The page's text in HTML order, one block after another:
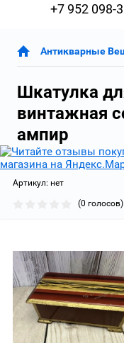
+7 952 098-
Антикварные
Шкатулка
винтажная
ампир
Артикул: нет
(0 голосов)